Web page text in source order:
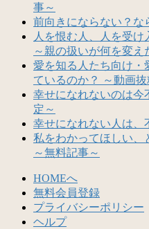
事～
前向きにならない？
人を恨む人、人を受け
～親の扱いが何を変
愛を知る人たち向け・
ているのか？ ～動画抜
幸せになれないのは今
定～
幸せになれない人は
私をわかってほしい、
～無料記事～
HOMEへ
無料会員登録
プライバシーポリシー
ヘルプ